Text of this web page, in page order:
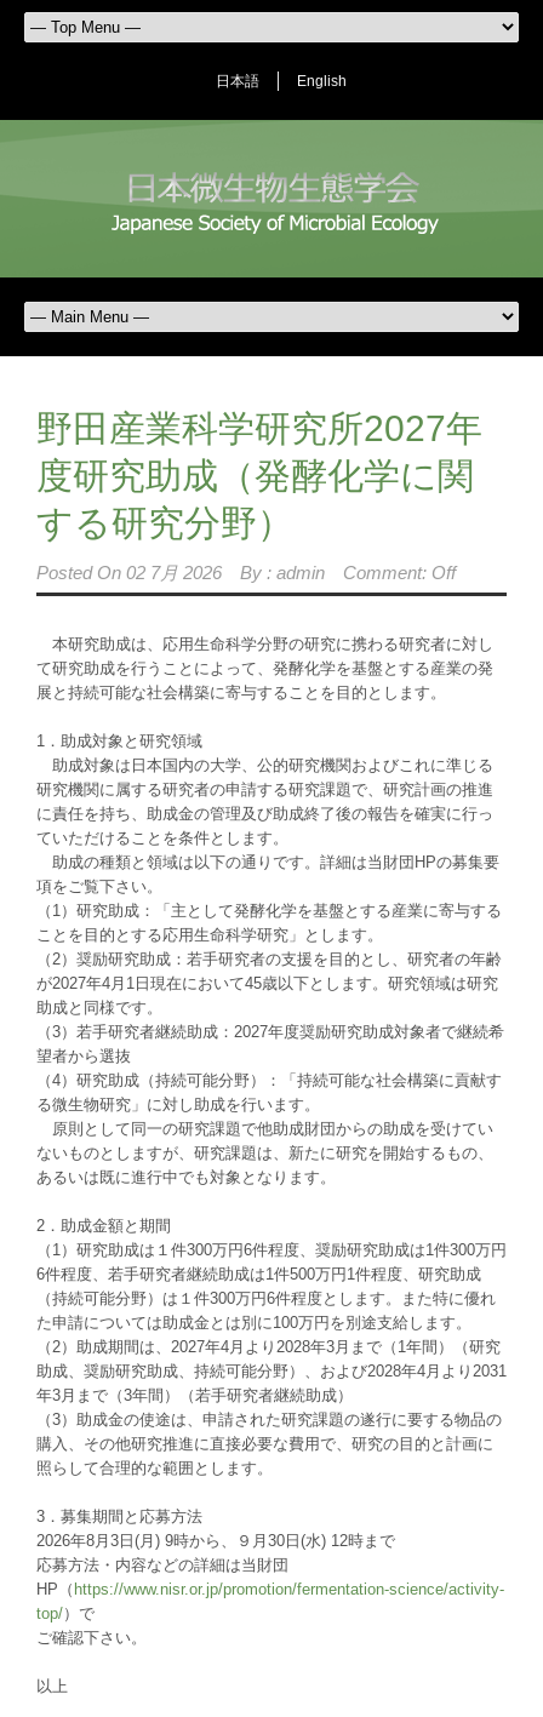
日本語 English
野田産業科学研究所2027年
度研究助成（発酵化学に関
する研究分野）
Posted On 02 7月 2026 By : admin Comment: Off
本研究助成は、応用生命科学分野の研究に携わる研究者に対し
て研究助成を行うことによって、発酵化学を基盤とする産業の発
展と持続可能な社会構築に寄与することを目的とします。
1．助成対象と研究領域
助成対象は日本国内の大学、公的研究機関およびこれに準じる
研究機関に属する研究者の申請する研究課題で、研究計画の推進
に責任を持ち、助成金の管理及び助成終了後の報告を確実に行っ
ていただけることを条件とします。
助成の種類と領域は以下の通りです。詳細は当財団HPの募集要
項をご覧下さい。
（1）研究助成：「主として発酵化学を基盤とする産業に寄与する
ことを目的とする応用生命科学研究」とします。
（2）奨励研究助成：若手研究者の支援を目的とし、研究者の年齢
が2027年4月1日現在において45歳以下とします。研究領域は研究
助成と同様です。
（3）若手研究者継続助成：2027年度奨励研究助成対象者で継続希
望者から選抜
（4）研究助成（持続可能分野）：「持続可能な社会構築に貢献す
る微生物研究」に対し助成を行います。
原則として同一の研究課題で他助成財団からの助成を受けてい
ないものとしますが、研究課題は、新たに研究を開始するもの、
あるいは既に進行中でも対象となります。
2．助成金額と期間
（1）研究助成は１件300万円6件程度、奨励研究助成は1件300万円
6件程度、若手研究者継続助成は1件500万円1件程度、研究助成
（持続可能分野）は１件300万円6件程度とします。また特に優れ
た申請については助成金とは別に100万円を別途支給します。
（2）助成期間は、2027年4月より2028年3月まで（1年間）（研究
助成、奨励研究助成、持続可能分野）、および2028年4月より2031
年3月まで（3年間）（若手研究者継続助成）
（3）助成金の使途は、申請された研究課題の遂行に要する物品の
購入、その他研究推進に直接必要な費用で、研究の目的と計画に
照らして合理的な範囲とします。
3．募集期間と応募方法
2026年8月3日(月) 9時から、９月30日(水) 12時まで
応募方法・内容などの詳細は当財団
HP（ https://www.nisr.or.jp/promotion/fermentation-science/activity-
top/）で
ご確認下さい。
以上